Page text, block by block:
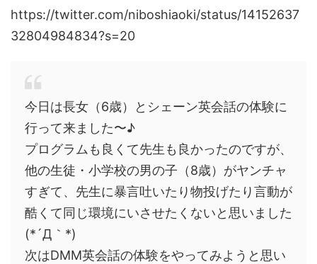
https://twitter.com/niboshiaoki/status/14152637
32804984834?s=20
今日は長女（6歳）とシェーン英会話の体験に
行って来ました〜♪
プログラムも良くて先生も良かったのですが、
他の生徒・小学校の男の子（8歳）がヤンチャ
すぎて、先生に暴言吐いたり物投げたり言動が
酷くて同じ環境にいさせたくないと思いました
(*´Д｀*)
次はDMM英会話の体験をやってみようと思い